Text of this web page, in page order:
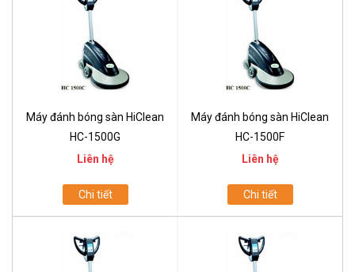
Máy đánh bóng sàn HiClean
HC-1500G
Liên hệ
Chi tiết
Máy đánh bóng sàn HiClean
HC-1500F
Liên hệ
Chi tiết